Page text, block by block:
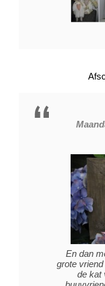
En dan
grote
de kat